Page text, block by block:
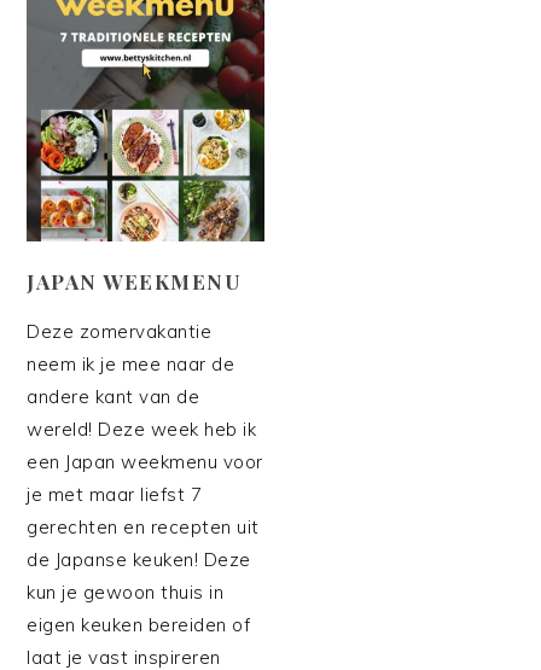
JAPAN WEEKMENU
Deze zomervakantie
neem ik je mee naar de
andere kant van de
wereld! Deze week heb ik
een Japan weekmenu voor
je met maar liefst 7
gerechten en recepten uit
de Japanse keuken! Deze
kun je gewoon thuis in
eigen keuken bereiden of
laat je vast inspireren